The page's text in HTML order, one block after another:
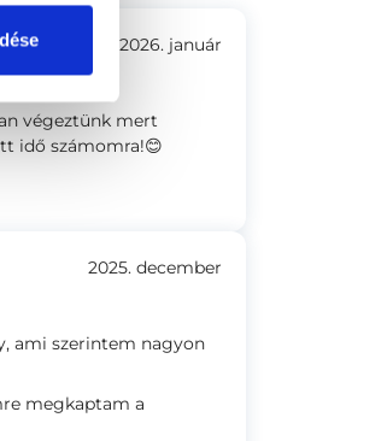
2026. január
végeztünk mert
idő számomra!😊
2025. december
ami szerintem nagyon
megkaptam a